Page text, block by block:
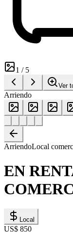
1 / 5
Ver
Arriendo
ArriendoLocal
EN
Local
US$ 850